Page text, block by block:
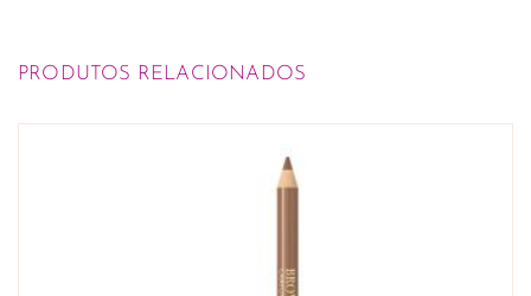
PRODUTOS RELACIONADOS